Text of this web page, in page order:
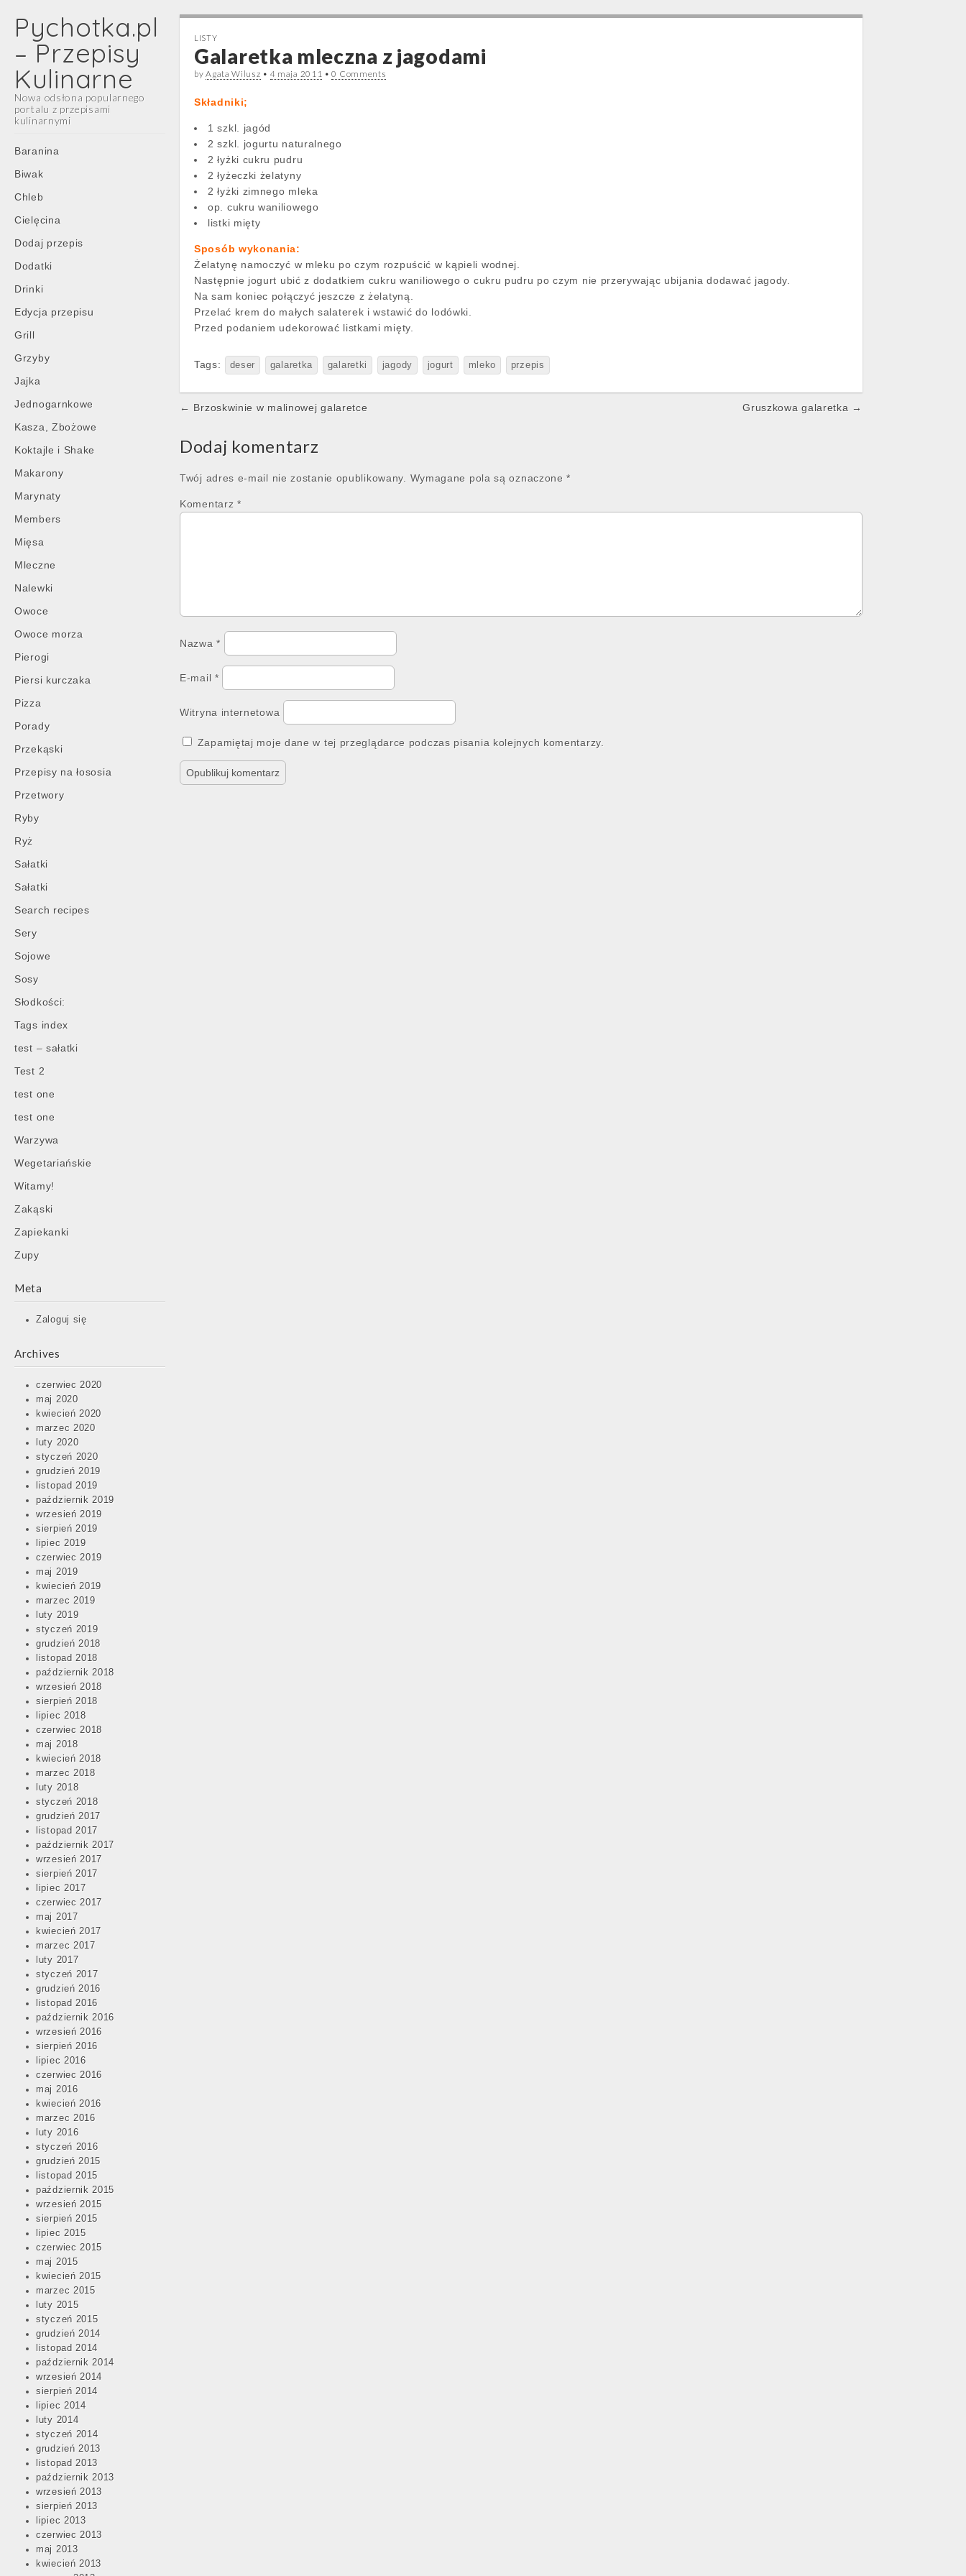
Pychotka.pl
– Przepisy
Kulinarne
Nowa odsłona popularnego
portalu z przepisami
kulinarnymi
Main
menu
Skip
content
Baranina
Biwak
Chleb
Cielęcina
Dodaj przepis
Dodatki
Drinki
Edycja przepisu
Grill
Grzyby
Jajka
Jednogarnkowe
Kasza, Zbożowe
Koktajle i Shake
Makarony
Marynaty
Members
Mięsa
Mleczne
Nalewki
Owoce
Owoce morza
Pierogi
Piersi kurczaka
Pizza
Porady
Przekąski
Przepisy na łososia
Przetwory
Ryby
Ryż
Sałatki
Sałatki
Search recipes
Sery
Sojowe
Sosy
Słodkości:
Tags index
test – sałatki
Test 2
test one
test one
Warzywa
Wegetariańskie
Witamy!
Zakąski
Zapiekanki
Zupy
Meta
Zaloguj się
Archives
czerwiec 2020
maj 2020
kwiecień 2020
marzec 2020
luty 2020
styczeń 2020
grudzień 2019
listopad 2019
październik 2019
wrzesień 2019
sierpień 2019
lipiec 2019
czerwiec 2019
maj 2019
kwiecień 2019
marzec 2019
luty 2019
styczeń 2019
grudzień 2018
listopad 2018
październik 2018
wrzesień 2018
sierpień 2018
lipiec 2018
czerwiec 2018
maj 2018
kwiecień 2018
marzec 2018
luty 2018
styczeń 2018
grudzień 2017
listopad 2017
październik 2017
wrzesień 2017
sierpień 2017
lipiec 2017
czerwiec 2017
maj 2017
kwiecień 2017
marzec 2017
luty 2017
styczeń 2017
grudzień 2016
listopad 2016
październik 2016
wrzesień 2016
sierpień 2016
lipiec 2016
czerwiec 2016
maj 2016
kwiecień 2016
marzec 2016
luty 2016
styczeń 2016
grudzień 2015
listopad 2015
październik 2015
wrzesień 2015
sierpień 2015
lipiec 2015
czerwiec 2015
maj 2015
kwiecień 2015
marzec 2015
luty 2015
styczeń 2015
grudzień 2014
listopad 2014
październik 2014
wrzesień 2014
sierpień 2014
lipiec 2014
luty 2014
styczeń 2014
grudzień 2013
listopad 2013
październik 2013
wrzesień 2013
sierpień 2013
lipiec 2013
czerwiec 2013
maj 2013
kwiecień 2013
LISTY
Galaretka mleczna z jagodami
byAgata Wilusz • 4 maja 2011 •0 Comments
Składniki;
1 szkl. jagód
2 szkl. jogurtu naturalnego
2 łyżki cukru pudru
2 łyżeczki żelatyny
2 łyżki zimnego mleka
op. cukru waniliowego
listki mięty
Sposób wykonania:
Żelatynę namoczyć w mleku po czym rozpuścić w kąpieli wodnej.
Następnie jogurt ubić z dodatkiem cukru waniliowego o cukru pudru po czym nie przerywając ubijania dodawać jagody.
Na sam koniec połączyć jeszcze z żelatyną.
Przelać krem do małych salaterek i wstawić do lodówki.
Przed podaniem udekorować listkami mięty.
Tags: deser galaretka galaretki jagody jogurt mleko przepis
Post
← Brzoskwinie w malinowej galaretce Gruszkowa galaretka →
Dodaj komentarz
Twój adres e-mail nie zostanie opublikowany. Wymagane pola są oznaczone*
Komentarz *
Nazwa*
E-mail *
Witryna internetowa
Zapamiętaj moje dane w tej przeglądarce podczas pisania kolejnych komentarzy.